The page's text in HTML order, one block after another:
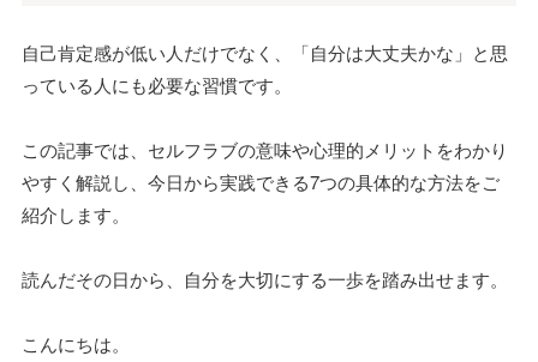
自己肯定感が低い人だけでなく、「自分は大丈夫かな」と思
っている人にも必要な習慣です。
この記事では、セルフラブの意味や心理的メリットをわかり
やすく解説し、今日から実践できる7つの具体的な方法をご
紹介します。
読んだその日から、自分を大切にする一歩を踏み出せます。
こんにちは。